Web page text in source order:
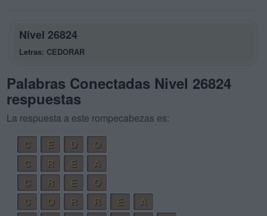
Nivel 26824
Letras: CEDORAR
Palabras Conectadas Nivel 26824
respuestas
La respuesta a este rompecabezas es:
C
E D
O
C
R E
A
C
R E
O
C
O R R E
A